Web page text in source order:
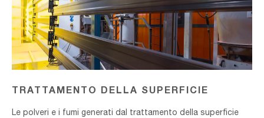
TRATTAMENTO DELLA SUPERFICIE
Le polveri e i fumi generati dal trattamento della superficie